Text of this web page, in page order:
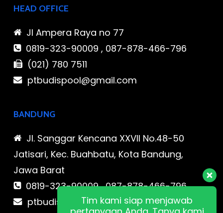
HEAD OFFICE
Jl Ampera Raya no 77
0819-323-90009 , 087-878-466-796
(021) 780 7511
ptbudispool@gmail.com
BANDUNG
Jl. Sanggar Kencana XXVII No.48-50
Jatisari, Kec. Buahbatu, Kota Bandung,
Jawa Barat
0819-323-90009 , 087-878-466-796
ptbudispool@gmail.comTim kami siap menjawab